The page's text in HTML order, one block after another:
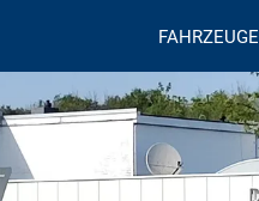
FAHRZEUGE